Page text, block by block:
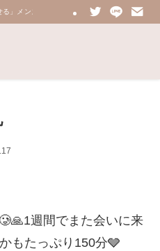
」メンズエステ 鼠蹊部・密着・総合技術力
週間でまた会いに来
もたっぷり150分🩶